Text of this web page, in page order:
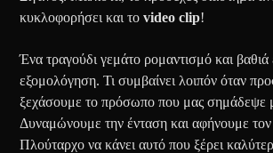
κυκλοφορήσει και τοvideo clip!
Ένα τραγούδι γεμάτο ρομαντισμό και βαθιά
εξομολόγηση. Τι συμβαίνει λοιπόν όταν
ξεχάσουμε το πρόσωπο που μας σημάδεψε
Δυναμώνουμε την ένταση και αφήνουμε τον
Πλούταρχο να κάνει αυτό που ξέρει